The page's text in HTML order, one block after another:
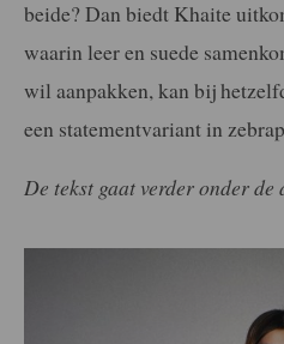
beide? Dan biedt Khaite
waarin leer en suede
wil aanpakken, kan bij
een statementvariant in
De tekst gaat verder onder de